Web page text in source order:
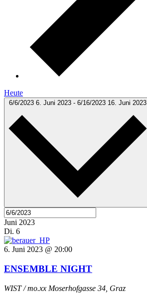
Heute
6/6/2023 6. Juni 2023 - 6/16/2023 16. Juni 2023
Juni 2023
Di. 6
6. Juni 2023 @ 20:00
ENSEMBLE NIGHT
WIST / mo.xx Moserhofgasse 34, Graz